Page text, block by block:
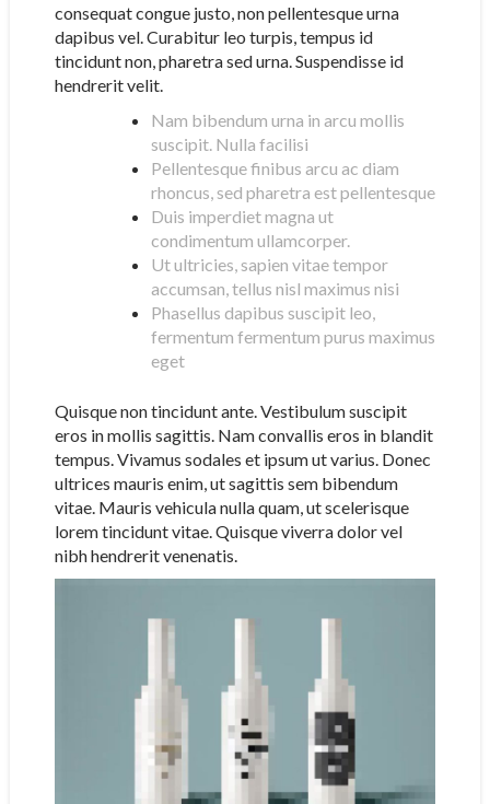
consequat congue justo, non pellentesque urna
dapibus vel. Curabitur leo turpis, tempus id
tincidunt non, pharetra sed urna. Suspendisse id
hendrerit velit.
Nam bibendum urna in arcu mollis
suscipit. Nulla facilisi
Pellentesque finibus arcu ac diam
rhoncus, sed pharetra est pellentesque
Duis imperdiet magna ut
condimentum ullamcorper.
Ut ultricies, sapien vitae tempor
accumsan, tellus nisl maximus nisi
Phasellus dapibus suscipit leo,
fermentum fermentum purus maximus
eget
Quisque non tincidunt ante. Vestibulum suscipit
eros in mollis sagittis. Nam convallis eros in blandit
tempus. Vivamus sodales et ipsum ut varius. Donec
ultrices mauris enim, ut sagittis sem bibendum
vitae. Mauris vehicula nulla quam, ut scelerisque
lorem tincidunt vitae. Quisque viverra dolor vel
nibh hendrerit venenatis.